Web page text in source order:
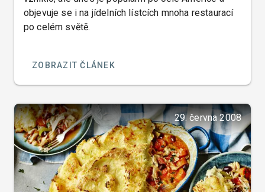
objevuje se i na jídelních lístcích mnoha restaurací
po celém světě.
ZOBRAZIT ČLÁNEK
29. června 2008